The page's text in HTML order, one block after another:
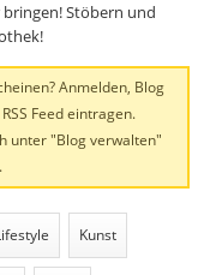
Stöbern und
Anmelden, Blog
Feed eintragen.
unter "Blog verwalten"
Kunst